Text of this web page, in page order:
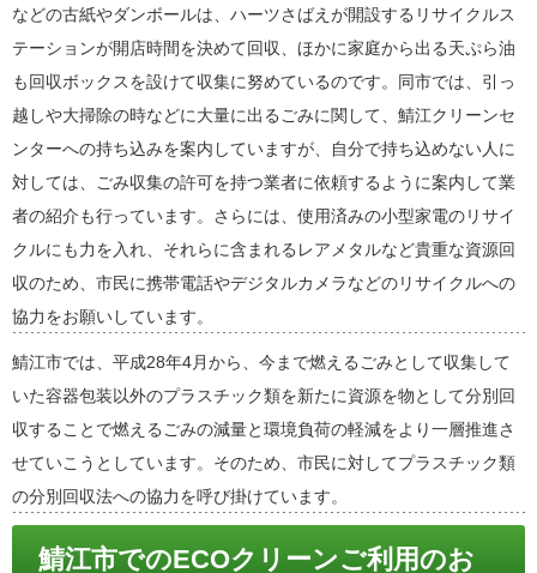
などの古紙やダンボールは、ハーツさばえが開設するリサイクルス
テーションが開店時間を決めて回収、ほかに家庭から出る天ぷら油
も回収ボックスを設けて収集に努めているのです。同市では、引っ
越しや大掃除の時などに大量に出るごみに関して、鯖江クリーンセ
ンターへの持ち込みを案内していますが、自分で持ち込めない人に
対しては、ごみ収集の許可を持つ業者に依頼するように案内して業
者の紹介も行っています。さらには、使用済みの小型家電のリサイ
クルにも力を入れ、それらに含まれるレアメタルなど貴重な資源回
収のため、市民に携帯電話やデジタルカメラなどのリサイクルへの
協力をお願いしています。
鯖江市では、平成28年4月から、今まで燃えるごみとして収集して
いた容器包装以外のプラスチック類を新たに資源を物として分別回
収することで燃えるごみの減量と環境負荷の軽減をより一層推進さ
せていこうとしています。そのため、市民に対してプラスチック類
の分別回収法への協力を呼び掛けています。
鯖江市でのECOクリーンご利用のお